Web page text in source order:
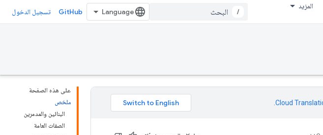
المزيد
/
GitHub تسجيل الدخول
على هذه الصفحة
ملخص
البنائين والمدمرين
الصفات العامة
Cloud